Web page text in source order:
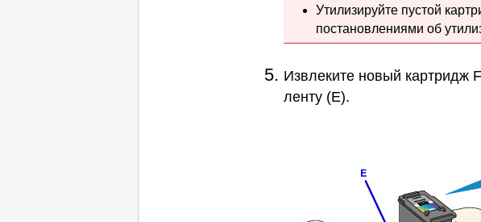
Утилизируйте пустой
постановлениями об
Извлеките новый картридж
ленту (E).